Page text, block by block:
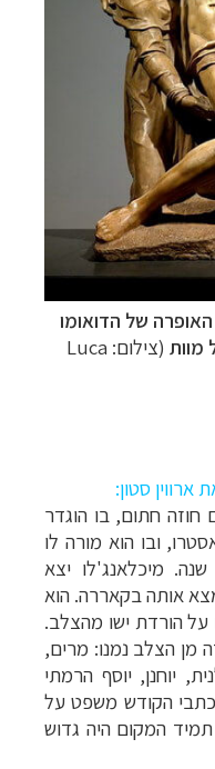
האופרה של הדואומו
(צילום: Luca
סטון:
חתום, בו הוגדר
ובו הוא מורה לו
מיכלאנג'לו יצא
אותה בקאררה. הוא
הורדת ישו מהצלב.
מן הצלב נמנו: מרים,
יוחנן, יוסף הרמתי
הקודש משפט על
המקום היה גדוש